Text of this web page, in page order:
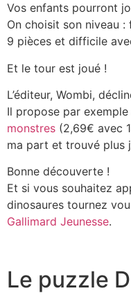
Vos enfants pourront
On choisit son niveau
9 pièces et difficile
Et le tour est joué !
L’éditeur, Wombi,
Il propose par exemple
monstres (2,69€ avec
ma part et trouvé plus
Bonne découverte !
Et si vous souhaitez
dinosaures tournez
Gallimard Jeunesse.
Le puzzle